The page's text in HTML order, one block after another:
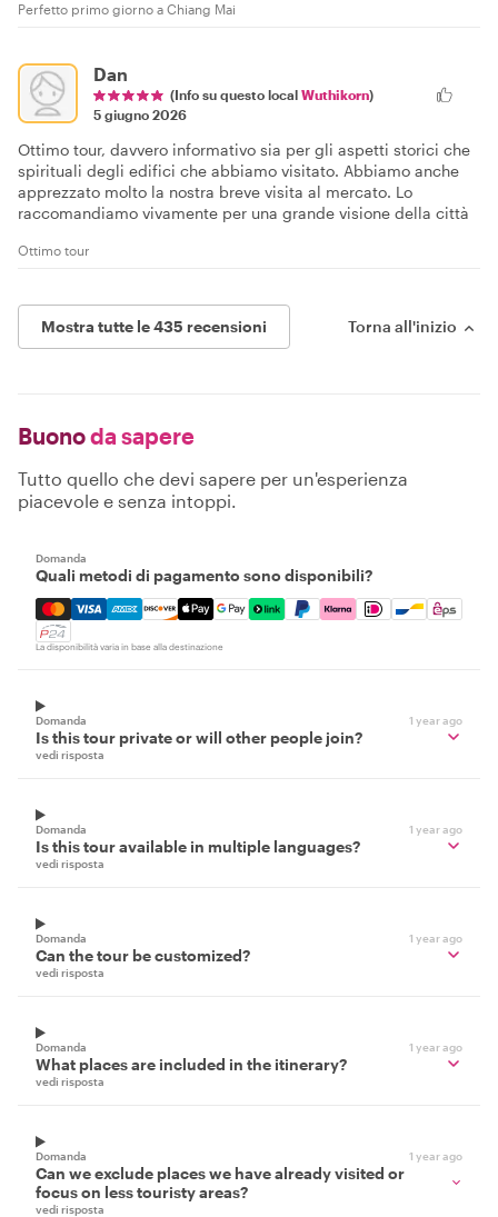
Perfetto primo giorno a Chiang Mai
Dan
(Info su questo local Wuthikorn)
5 giugno 2026
Ottimo tour, davvero informativo sia per gli aspetti storici che
spirituali degli edifici che abbiamo visitato. Abbiamo anche
apprezzato molto la nostra breve visita al mercato. Lo
raccomandiamo vivamente per una grande visione della città
Ottimo tour
Mostra tutte le 435 recensioni Torna all'inizio
Buonoda sapere
Tutto quello che devi sapere per un'esperienza
piacevole e senza intoppi.
Domanda
Quali metodi di pagamento sono disponibili?
Mastercard, Visa, Amex, Discover, Apple Pay, Google
La disponibilità varia in base alla destinazione
Domanda 1 year ago
Is this tour private or will other people join?
vedi risposta
Domanda 1 year ago
Is this tour available in multiple languages?
vedi risposta
Domanda 1 year ago
Can the tour be customized?
vedi risposta
Domanda 1 year ago
What places are included in the itinerary?
vedi risposta
Domanda 1 year ago
Can we exclude places we have already visited or
focus on less touristy areas?
vedi risposta